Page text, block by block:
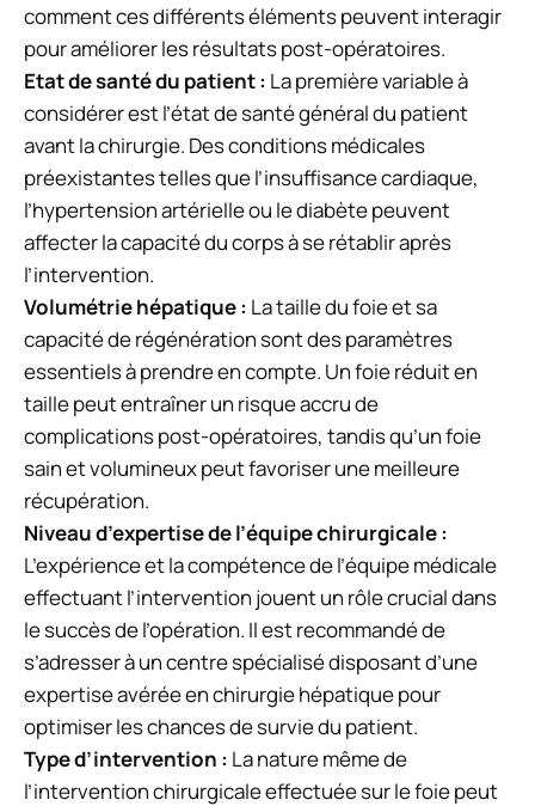
comment ces différents éléments peuvent interagir
pour améliorer les résultats post-opératoires.
Etat de santé du patient : La première variable à
considérer est l’état de santé général du patient
avant la chirurgie. Des conditions médicales
préexistantes telles que l’insuffisance cardiaque,
l’hypertension artérielle ou le diabète peuvent
affecter la capacité du corps à se rétablir après
l’intervention.
Volumétrie hépatique : La taille du foie et sa
capacité de régénération sont des paramètres
essentiels à prendre en compte. Un foie réduit en
taille peut entraîner un risque accru de
complications post-opératoires, tandis qu’un foie
sain et volumineux peut favoriser une meilleure
récupération.
Niveau d’expertise de l’équipe chirurgicale :
L’expérience et la compétence de l’équipe médicale
effectuant l’intervention jouent un rôle crucial dans
le succès de l’opération. Il est recommandé de
s’adresser à un centre spécialisé disposant d’une
expertise avérée en chirurgie hépatique pour
optimiser les chances de survie du patient.
Type d’intervention : La nature même de
l’intervention chirurgicale effectuée sur le foie peut